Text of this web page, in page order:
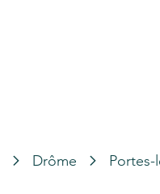
Drôme Portes-